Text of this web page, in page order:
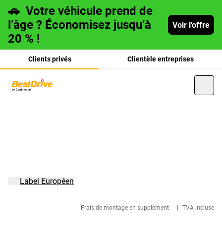
🚗 Votre véhicule prend de
l’âge ? Économisez jusqu’à
20 % !
Voir l'offre
Clients privés Clientèle entreprises
Frais de montage en supplément TVA incluse
Label Européen